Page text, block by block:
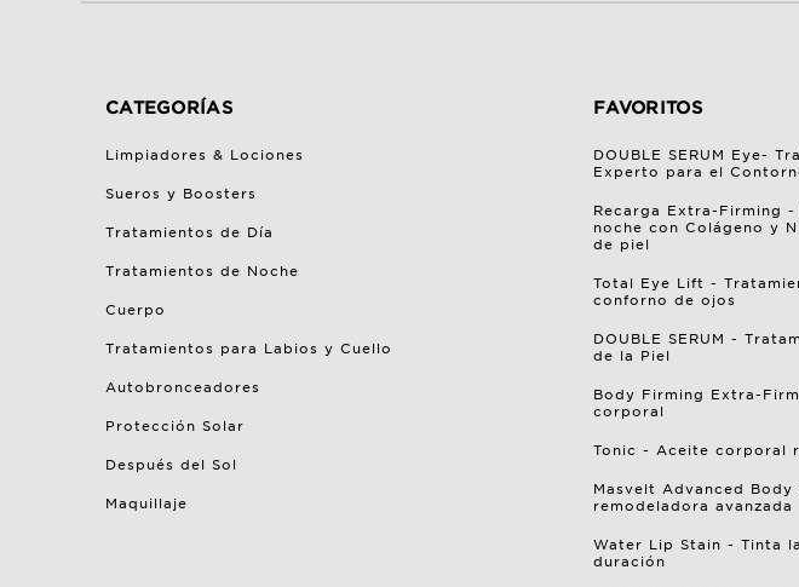
CATEGORÍAS
Limpiadores & Lociones
Sueros y Boosters
Tratamientos de Día
Tratamientos de Noche
Cuerpo
Tratamientos para Labios y Cuello
Autobronceadores
Protección Solar
Después del Sol
Maquillaje
FAVORITOS
DOUBLE SERUM Eye-
Experto para el
Recarga Extra-Firming
noche con Colágeno y
de piel
Total Eye Lift -
conforno de ojos
DOUBLE SERUM -
de la Piel
Body Firming Extra-
corporal
Tonic - Aceite corporal
Masvelt Advanced
remodeladora avanzada
Water Lip Stain - Tinta
duración